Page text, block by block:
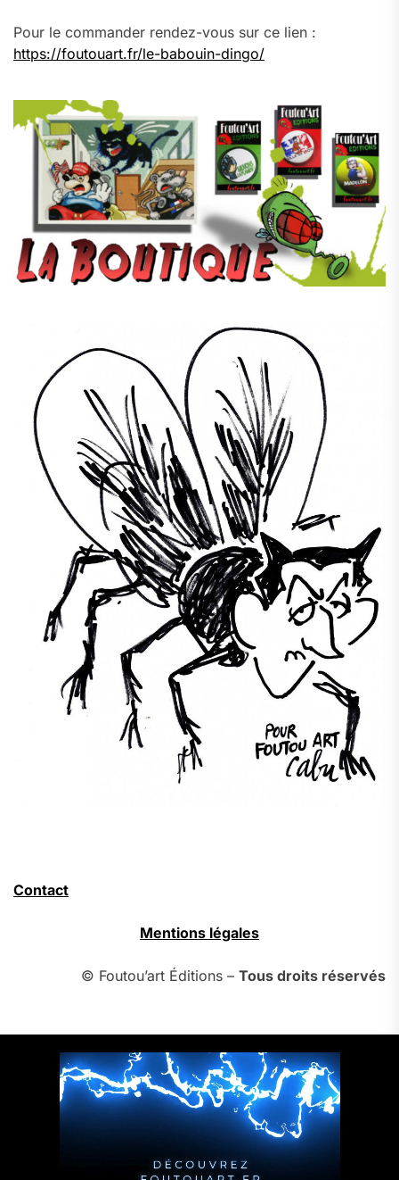
Pour le commander rendez-vous sur ce lien :
https://foutouart.fr/le-babouin-dingo/
Contact
Mentions légales
© Foutou’art Éditions – Tous droits réservés